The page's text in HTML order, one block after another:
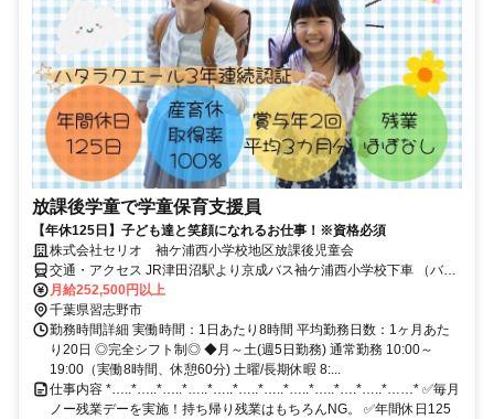
放課後学童で学童保育支援員
【年休125日】子ども達と笑顔になれるお仕事！※資格必須
株式会社セリオ 袖ケ浦西小学校地区放課後児童会
交通・アクセス JR津田沼駅より京成バス袖ケ浦西小学校下車 （バス
5分＋徒歩2分）
月給252,500円以上
千葉県習志野市
勤務時間詳細 実働時間：1日あたり8時間 平均勤務日数：1ヶ月あた
り20日 ◎完全シフト制◎ ◆月～土(週5日勤務) 通常勤務 10:00～
19:00（実働8時間、休憩60分) 土曜/長期休暇 8:...
仕事内容 *…..*…..*…..*…..*…..*…..*…..*…..*…..*….*…..*……* ✅毎月
ノー残業デーを実施！持ち帰り残業はもちろんNG。 ✅年間休日125